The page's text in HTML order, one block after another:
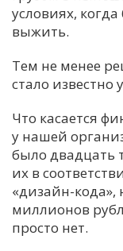
условиях,
выжить.
Тем не менее
стало известно
Что касается
у нашей
было двадцать
их в
«дизайн-кода»,
миллионов
просто нет.